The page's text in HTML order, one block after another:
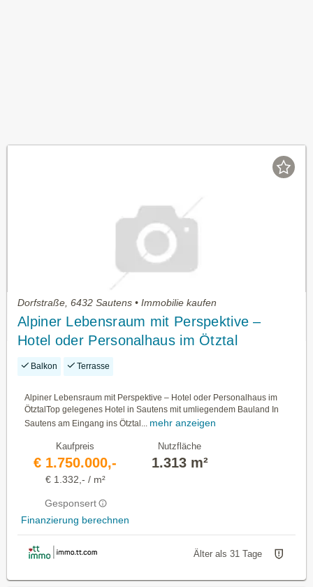
Dorfstraße, 6432 Sautens • Immobilie kaufen
Alpiner Lebensraum mit Perspektive –
Hotel oder Personalhaus im Ötztal
Balkon Terrasse
Alpiner Lebensraum mit Perspektive – Hotel oder Personalhaus im
ÖtztalTop gelegenes Hotel in Sautens mit umliegendem Bauland In
Sautens am Eingang ins Ötztal...
mehr anzeigen
Kaufpreis
€ 1.750.000,-
€ 1.332,- / m²
Gesponsert
Finanzierung berechnen
Nutzfläche
1.313 m²
Älter als 31 Tage